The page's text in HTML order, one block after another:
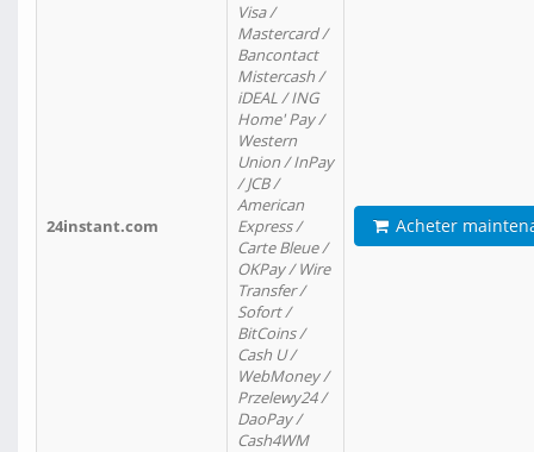
24instant.com
Visa /
Mastercard /
Bancontact
Mistercash /
iDEAL / ING
Home' Pay /
Western
Union / InPay
/ JCB /
American
Express /
Carte Bleue /
OKPay / Wire
Transfer /
Sofort /
BitCoins /
Cash U /
WebMoney /
Przelewy24 /
DaoPay /
Cash4WM
Acheter